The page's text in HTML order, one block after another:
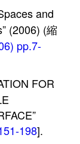
and
(2006) (縮
pp.7-
FOR
198].